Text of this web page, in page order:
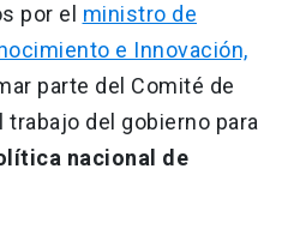
por el ministro de
e Innovación,
parte del Comité de
trabajo del gobierno para
nacional de